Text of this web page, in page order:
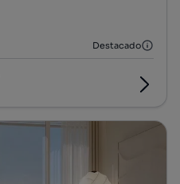
Destacado